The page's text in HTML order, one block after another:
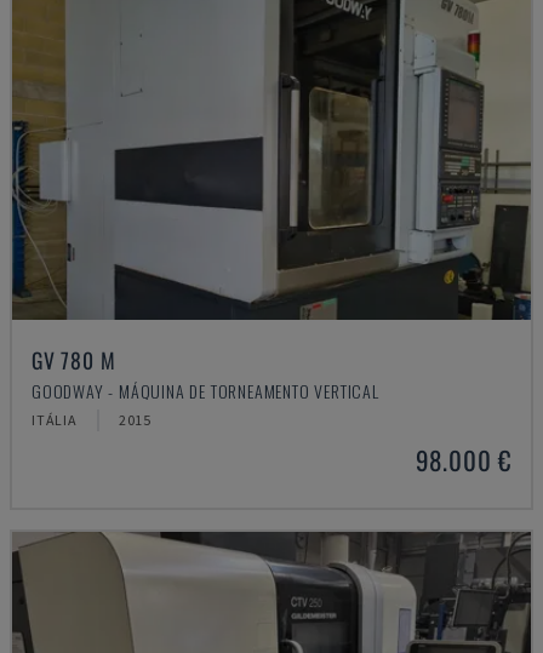
GV 780 M
GOODWAY - MÁQUINA DE TORNEAMENTO VERTICAL
ITÁLIA 2015
98.000 €